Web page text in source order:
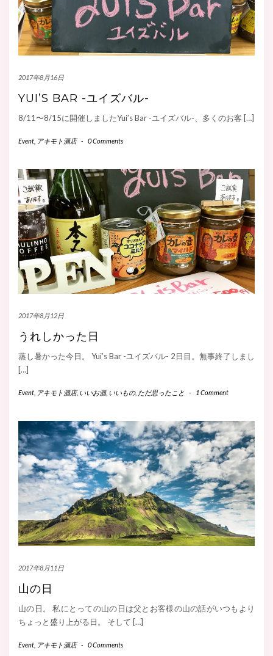
2017年8月16日
YUI’S BAR -ユイズバル-
8/11〜8/15に開催しましたYui’s Bar -ユイズバル-、多くのお客 […]
Event アキモト酒店 - 0 Comments
2017年8月12日
うれしかった日
蒸し暑かった今日。 Yui’s Bar -ユイズバル- 2日目。無事終了しまし
[…]
Event アキモト酒店, いいお酒, いいもの, ただ思ったこと - 1 Comment
2017年8月11日
山の日
山の日。 私にとっての山の日は父とお客様の山の話がいつもより
ちょっと盛り上がる日。 そして […]
Event アキモト酒店 - 0 Comments